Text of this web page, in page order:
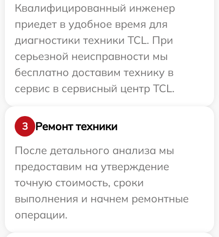
Квалифицированный инженер
приедет в удобное время для
диагностики техники TCL. При
серьезной неисправности мы
бесплатно доставим технику в
сервис в сервисный центр TCL.
3
Ремонт техники
После детального анализа мы
предоставим на утверждение
точную стоимость, сроки
выполнения и начнем ремонтные
операции.